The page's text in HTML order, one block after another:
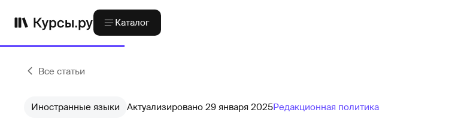
Каталог
Все статьи
Иностранные языки Актуализировано 29 января 2025Редакционная политика